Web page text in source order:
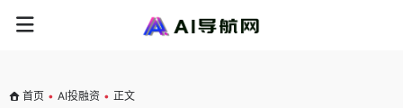
首页 • AI投融资 • 正文